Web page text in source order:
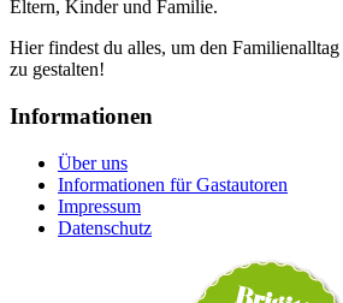
Eltern, Kinder und Familie.
Hier findest du alles, um den
zu gestalten!
Informationen
Über uns
Informationen für Gastautoren
Impressum
Datenschutz